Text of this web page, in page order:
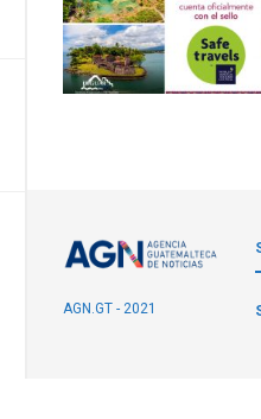
AGN.GT - 2021